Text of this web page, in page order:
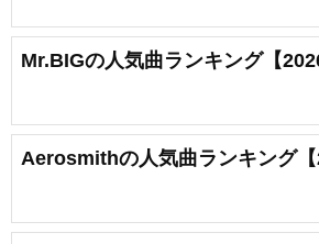
Mr.BIGの人気曲ランキング【
Aerosmithの人気曲ランキング【